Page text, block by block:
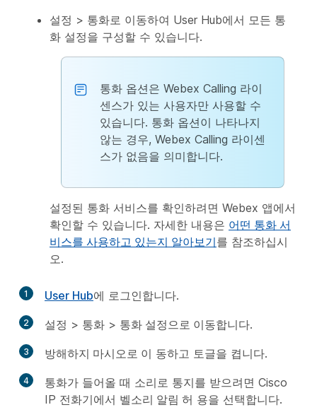
설정 > 통화로 이동하여 User Hub에서 모든 통
화 설정을 구성할 수 있습니다.
통화 옵션은 Webex Calling 라이
센스가 있는 사용자만 사용할 수
있습니다. 통화 옵션이 나타나지
않는 경우, Webex Calling 라이센
스가 없음을 의미합니다.
설정된 통화 서비스를 확인하려면 Webex 앱에서
확인할 수 있습니다. 자세한 내용은 어떤 통화 서
비스를 사용하고 있는지 알아보기를 참조하십시
오.
1 User Hub에 로그인합니다.
2 설정 > 통화 > 통화 설정으로 이동합니다.
3 방해하지 마시오로 이 동하고 토글을 켭니다.
4
통화가 들어올 때 소리로 통지를 받으려면 Cisco
IP 전화기에서 벨소리 알림 허 용을 선택합니다.